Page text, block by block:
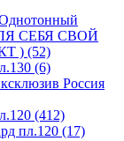
СЕБЯ СВОЙ
) (52)
(6)
Россия
(412)
пл.120 (17)